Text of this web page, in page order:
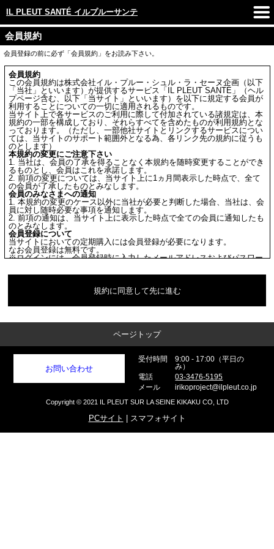
IL PLEUT SANTÉ イルプルーサンテ
会員規約
会員登録の前に必ず「会員規約」をお読み下さい。
会員規約
この会員規約は株式会社イル・プルー・シュル・ラ・セーヌ企画（以下
「当社」といいます）が提供するサービス「IL PLEUT SANTÉ」（ヘル
プページ含む、以下「当サイト」といいます）を以下に規定する会員が
利用することについての一切に適用されるものです。
当サイト上で各サービスのご利用に際して付加されている諸規定は、本
規約の一部を構成しており、それらすべてを含めたものが利用規約とな
っております。（ただし、一部他社サイトとリンクするサービスについ
ては、当サイトのサポート範囲外となる為、各リンク先の規約に従うも
のとします）
本規約の変更にご注意下さい
1. 当社は、会員の了承を得ることなく本規約を随時変更することができ
るものとし、会員はこれを承諾します。
2. 前項の変更については、当サイト上に1ヵ月間表示した時点で、全て
の会員が了承したものとみなします。
会員のみなさまへの通知
1. 本規約の変更のケース以外に当社が必要と判断した場合、当社は、会
員に対し随時必要な事項を通知します。
2. 前項の通知は、当サイト上に表示した時点で全ての会員に通知したも
のとみなします。
会員登録について
当サイトにおいての定期購入には会員登録が必要になります。
なお会員登録は無料です。
※ログインには、会員登録時に入力したメールアドレスおよびパスワー
会員のみなさまから提供された個人情報
の大切な個人情報がネットサーバ上に登録されますが、当社はその個人
情報を適切かつ確実に管理するものとし、法令などにより開示が求めら
れる場合を除き、開示しないものとします。
お客様からの会員登録を承認しない場合
会員登録の申し込みを当社が受けた際、架空の人物を登録した場合や、
本人以外の第三者の会員登録をした場合、過去に会員除名処分を受けた
ことがある場合など、当社が不適当と判断した時は、その会員登録を承
認しない場合があります。
また一度承認した会員であっても前述のいずれかであることが判明した
場合は、ただちに承認を取り消させていただきます。
個人利用以外に転用、商用することを禁止します
当サイトを利用する会員は当サイトに掲載されているいかなる情報もコ
ピー、又は他へ転用することを禁止いたします。
掲載内容について
当社が提供する当サイトの掲載内容、営業内容は会員への通知をするこ
となく、変更や中止することがあります。また当社が提供する情報につ
いていかなる保証も負わないものとします。
サービスを一時的に中断することがあります
規約に同意して先に進む
ページトップ
お問い合わせ
受付時間
9:00 - 17:00（平日の
み）
電話
03-3476-5195
メール
irikoproject@ilpleut.co.jp
Copyright © 2021 IL PLEUT SUR LA SEINE KIKAKU CO, LTD
PCサイト | スマフォサイト